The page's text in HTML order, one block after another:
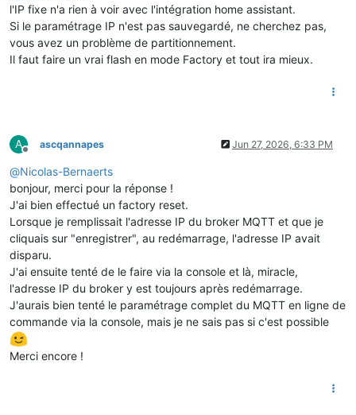
l'IP fixe n'a rien à voir avec l'intégration home assistant.
Si le paramétrage IP n'est pas sauvegardé, ne cherchez pas,
vous avez un problème de partitionnement.
Il faut faire un vrai flash en mode Factory et tout ira mieux.
A
Offline
ascqannapes Jun 27, 2026, 6:33 PM
@Nicolas-Bernaerts
bonjour, merci pour la réponse !
J'ai bien effectué un factory reset.
Lorsque je remplissait l'adresse IP du broker MQTT et que je
cliquais sur "enregistrer", au redémarrage, l'adresse IP avait
disparu.
J'ai ensuite tenté de le faire via la console et là, miracle,
l'adresse IP du broker y est toujours après redémarrage.
J'aurais bien tenté le paramétrage complet du MQTT en ligne de
commande via la console, mais je ne sais pas si c'est possible
Merci encore !